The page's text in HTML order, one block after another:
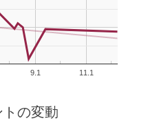
9.1 11.1
の変動